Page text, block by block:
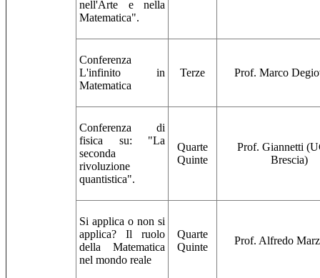
nell'Arte e nella
Matematica".
Conferenza
L'infinito in
Matematica
Terze Prof. Marco
Conferenza di
fisica su: "La
seconda
rivoluzione
quantistica".
Quarte
Quinte
Prof. Giannetti
Brescia)
Si applica o non si
applica? Il ruolo
della Matematica
nel mondo reale
Quarte
Quinte
Prof. Alfredo